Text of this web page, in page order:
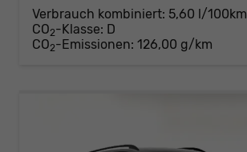
Verbrauch kombiniert: 5,60 l/100km
CO2-Klasse: D
CO2-Emissionen: 126,00 g/km